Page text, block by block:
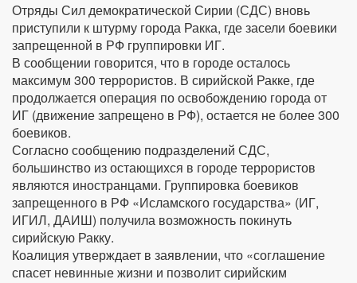
Отряды Сил демократической Сирии (СДС) вновь
приступили к штурму города Ракка, где засели боевики
запрещенной в РФ группировки ИГ.
В сообщении говорится, что в городе осталось
максимум 300 террористов. В сирийской Ракке, где
продолжается операция по освобождению города от
ИГ (движение запрещено в РФ), остается не более 300
боевиков.
Согласно сообщению подразделений СДС,
большинство из остающихся в городе террористов
являются иностранцами. Группировка боевиков
запрещенного в РФ «Исламского государства» (ИГ,
ИГИЛ, ДАИШ) получила возможность покинуть
сирийскую Ракку.
Коалиция утверждает в заявлении, что «соглашение
спасет невинные жизни и позволит сирийским